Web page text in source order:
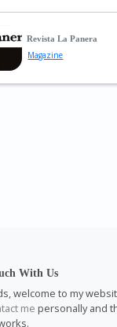
foundation
shine. Balanced in
sound, and
in solo
With Us
welcome to my
me personally and